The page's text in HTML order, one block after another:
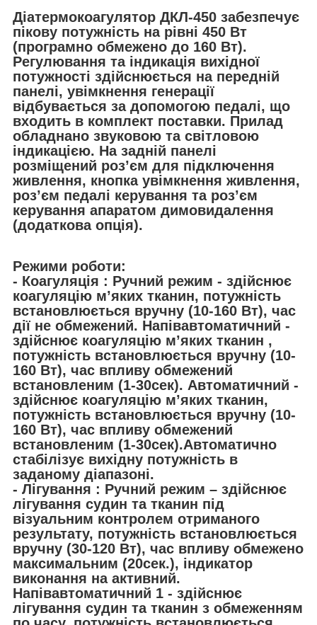
Діатермокоагулятор ДКЛ-450 забезпечує
пікову потужність на рівні 450 Вт
(програмно обмежено до 160 Вт).
Регулювання та індикація вихідної
потужності здійснюється на передній
панелі, увімкнення генерації
відбувається за допомогою педалі, що
входить в комплект поставки. Прилад
обладнано звуковою та світловою
індикацією. На задній панелі
розміщений роз’єм для підключення
живлення, кнопка увімкнення живлення,
роз’єм педалі керування та роз’єм
керування апаратом димовидалення
(додаткова опція).
Режими роботи:
- Коагуляція : Ручний режим - здійснює
коагуляцію м’яких тканин, потужність
встановлюється вручну (10-160 Вт), час
дії не обмежений. Напівавтоматичний -
здійснює коагуляцію м’яких тканин ,
потужність встановлюється вручну (10-
160 Вт), час впливу обмежений
встановленим (1-30сек). Автоматичний -
здійснює коагуляцію м’яких тканин,
потужність встановлюється вручну (10-
160 Вт), час впливу обмежений
встановленим (1-30сек).Автоматично
стабілізує вихідну потужність в
заданому діапазоні.
- Лігування : Ручний режим – здійснює
лігування судин та тканин під
візуальним контролем отриманого
результату, потужність встановлюється
вручну (30-120 Вт), час впливу обмежено
максимальним (20сек.), індикатор
виконання на активний.
Напівавтоматичний 1 - здійснює
лігування судин та тканин з обмеженням